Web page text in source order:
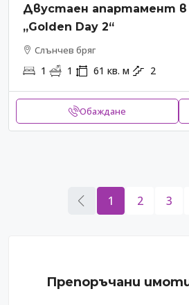
Двустаен апартамент в
„Golden Day 2“
Слънчев бряг
1 1 61 кв. м 2
Обаждане
1 2 3
Препоръчани